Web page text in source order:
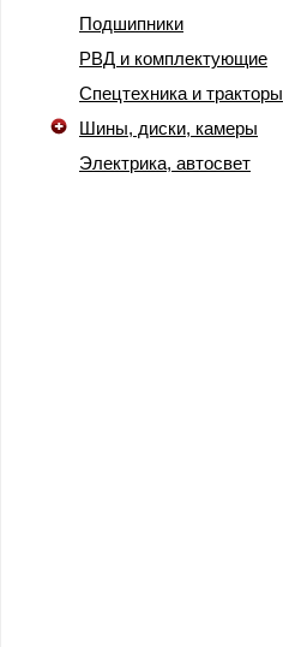
Подшипники
РВД и комплектующие
Спецтехника и тракторы
Шины, диски, камеры
Электрика, автосвет